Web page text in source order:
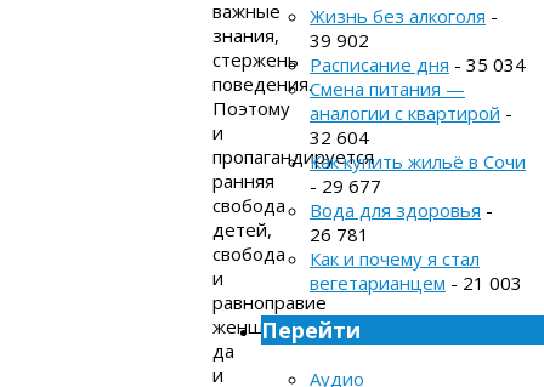
важные
знания,
стержень
поведения.
Поэтому
и
пропагандируется
ранняя
свобода
детей,
свобода
и
равноправие
женщин,
да
и
Жизнь без алкоголя -
39 902
Расписание дня - 35 034
Смена питания —
аналогии с квартирой -
32 604
Как купить жильё в Сочи
- 29 677
Вода для здоровья -
26 781
Как и почему я стал
вегетарианцем - 21 003
Перейти
Аудио